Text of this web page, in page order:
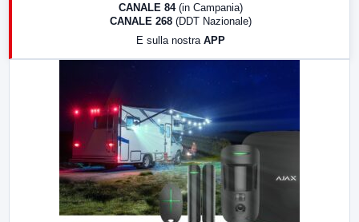
CANALE 84 (in Campania)
CANALE 268 (DDT Nazionale)
E sulla nostra APP